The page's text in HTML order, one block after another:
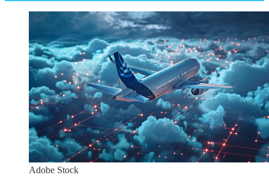
Adobe Stock